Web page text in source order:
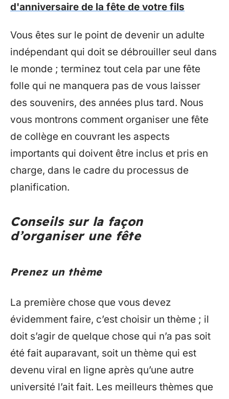
d'anniversaire de la fête de votre fils
Vous êtes sur le point de devenir un adulte
indépendant qui doit se débrouiller seul dans
le monde ; terminez tout cela par une fête
folle qui ne manquera pas de vous laisser
des souvenirs, des années plus tard. Nous
vous montrons comment organiser une fête
de collège en couvrant les aspects
importants qui doivent être inclus et pris en
charge, dans le cadre du processus de
planification.
Conseils sur la façon
d’organiser une fête
Prenez un thème
La première chose que vous devez
évidemment faire, c’est choisir un thème ; il
doit s’agir de quelque chose qui n’a pas soit
été fait auparavant, soit un thème qui est
devenu viral en ligne après qu’une autre
université l’ait fait. Les meilleurs thèmes que